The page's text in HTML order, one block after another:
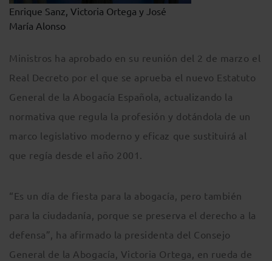
Enrique Sanz, Victoria Ortega y José
María Alonso
Ministros ha aprobado en su reunión del 2 de marzo el
Real Decreto por el que se aprueba el nuevo Estatuto
General de la Abogacía Española, actualizando la
normativa que regula la profesión y dotándola de un
marco legislativo moderno y eficaz que sustituirá al
que regía desde el año 2001.
“Es un día de fiesta para la abogacía, pero también
para la ciudadanía, porque se preserva el derecho a la
defensa”, ha afirmado la presidenta del Consejo
General de la Abogacía, Victoria Ortega, en rueda de